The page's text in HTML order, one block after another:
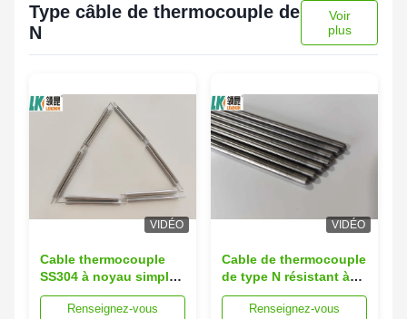
Type câble de thermocouple de
N
Voir
plus
VIDÉO
Cable thermocouple
SS304 à noyau simple
ou double de type N
Renseignez-vous
VIDÉO
Cable de thermocouple
de type N résistant à
haute température
LEADKIN
Renseignez-vous